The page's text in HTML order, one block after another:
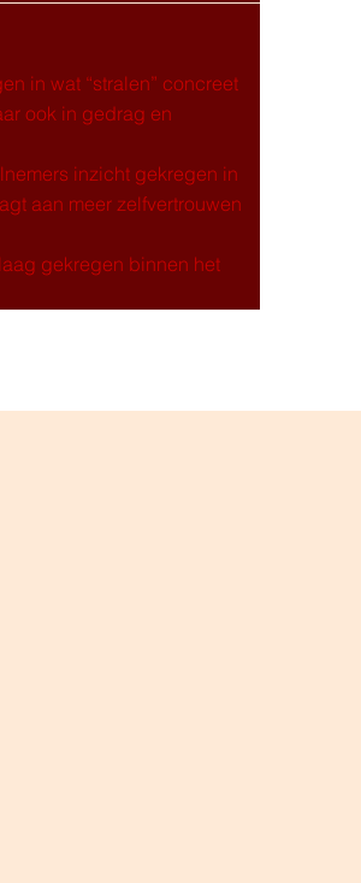
in wat “stralen” concreet
ook in gedrag en
inzicht gekregen in
aan meer zelfvertrouwen
gekregen binnen het